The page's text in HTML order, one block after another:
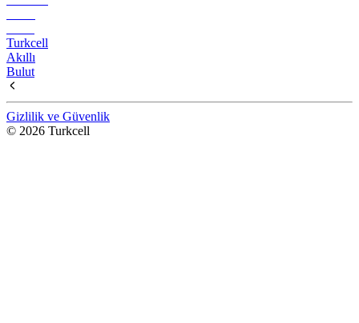
Turkcell
Akıllı
Bulut
Gizlilik ve Güvenlik
© 2026 Turkcell